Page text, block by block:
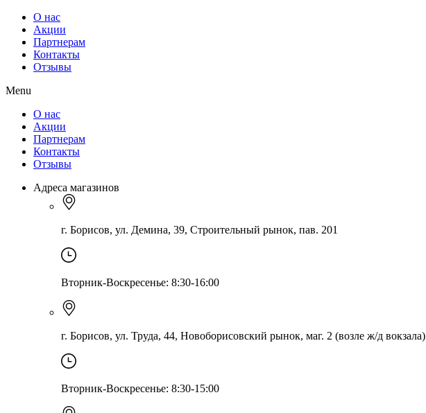
О нас
Акции
Партнерам
Контакты
Отзывы
Menu
О нас
Акции
Партнерам
Контакты
Отзывы
Адреса магазинов
г. Борисов, ул. Демина, 39, Строительный рынок, пав. 201
Вторник-Воскресенье: 8:30-16:00
г. Борисов, ул. Труда, 44, Новоборисовский рынок, маг. 2 (возле ж/д вокзала)
Вторник-Воскресенье: 8:30-15:00